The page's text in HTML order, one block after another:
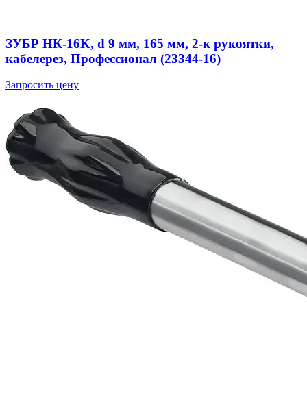
ЗУБР НК-16K, d 9 мм, 165 мм, 2-к рукоятки,
кабелерез, Профессионал (23344-16)
Запросить цену